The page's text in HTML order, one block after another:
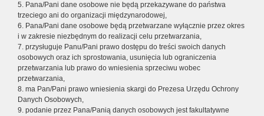
5. Pana/Pani dane osobowe nie będą przekazywane do państwa
trzeciego ani do organizacji międzynarodowej,
6. Pana/Pani dane osobowe będą przetwarzane wyłącznie przez okres
i w zakresie niezbędnym do realizacji celu przetwarzania,
7. przysługuje Panu/Pani prawo dostępu do treści swoich danych
osobowych oraz ich sprostowania, usunięcia lub ograniczenia
przetwarzania lub prawo do wniesienia sprzeciwu wobec
przetwarzania,
8. ma Pan/Pani prawo wniesienia skargi do Prezesa Urzędu Ochrony
Danych Osobowych,
9. podanie przez Pana/Panią danych osobowych jest fakultatywne